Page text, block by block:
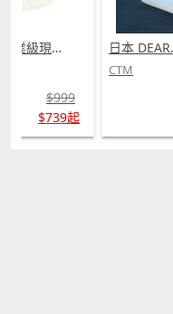
日本Yohome 迷你專業級現磨鮮萃奶泡3合1半自動家庭意式咖啡機 (需訂貨)
$999
$739起
CTM